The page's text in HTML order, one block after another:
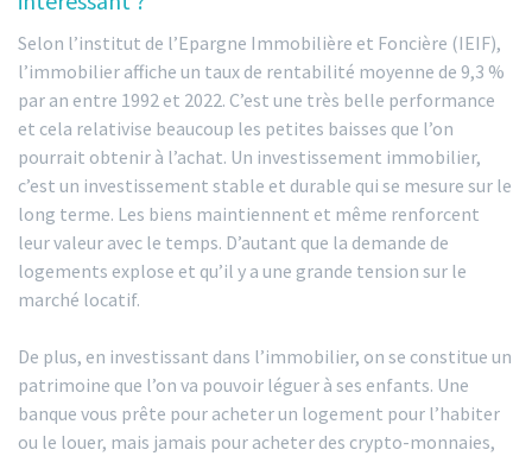
Selon l’institut de l’Epargne Immobilière et Foncière (IEIF),
l’immobilier affiche un taux de rentabilité moyenne de 9,3 %
par an entre 1992 et 2022. C’est une très belle performance
et cela relativise beaucoup les petites baisses que l’on
pourrait obtenir à l’achat. Un investissement immobilier,
c’est un investissement stable et durable qui se mesure sur le
long terme. Les biens maintiennent et même renforcent
leur valeur avec le temps. D’autant que la demande de
logements explose et qu’il y a une grande tension sur le
marché locatif.
De plus, en investissant dans l’immobilier, on se constitue un
patrimoine que l’on va pouvoir léguer à ses enfants. Une
banque vous prête pour acheter un logement pour l’habiter
ou le louer, mais jamais pour acheter des crypto-monnaies,